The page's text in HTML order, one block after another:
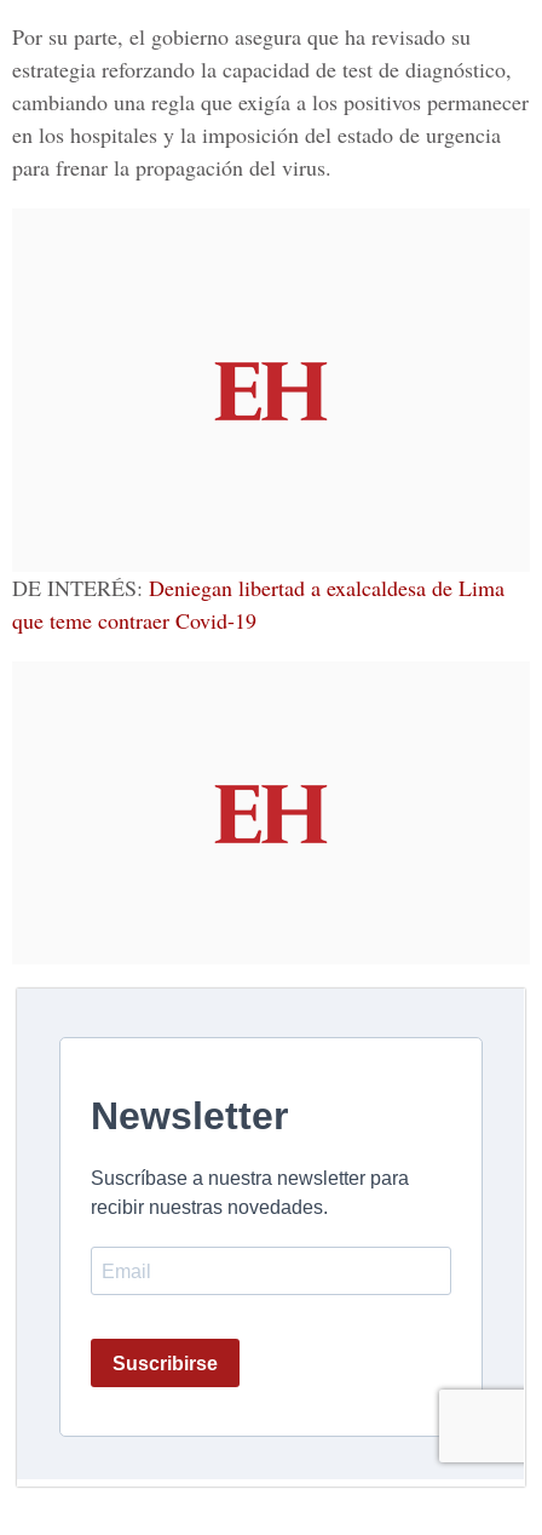
Por su parte, el gobierno asegura que ha revisado su
estrategia reforzando la capacidad de test de diagnóstico,
cambiando una regla que exigía a los positivos permanecer
en los hospitales y la imposición del estado de urgencia
para frenar la propagación del virus.
DE INTERÉS: Deniegan libertad a exalcaldesa de Lima
que teme contraer Covid-19